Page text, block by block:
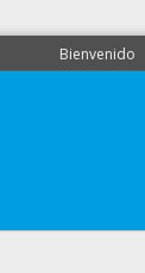
Bienvenido